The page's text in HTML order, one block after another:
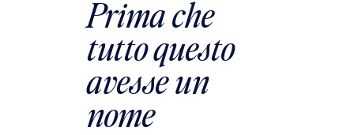
Prima che
tutto questo
avesse un
nome